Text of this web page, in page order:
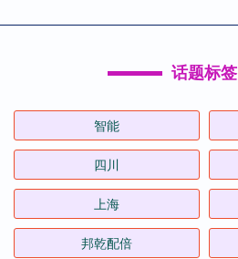
话题标签
智能
四川
上海
邦乾配倍